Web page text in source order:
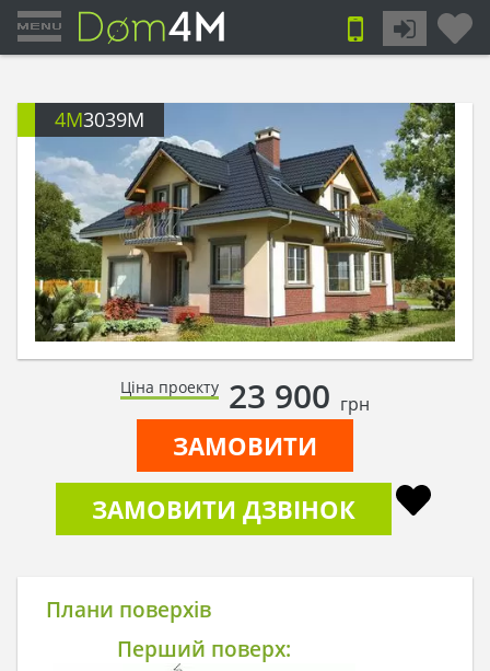
4M3039M
Ціна проекту 23 900 грн
ЗАМОВИТИ
ЗАМОВИТИ ДЗВІНОК
Плани поверхів
Перший поверх: